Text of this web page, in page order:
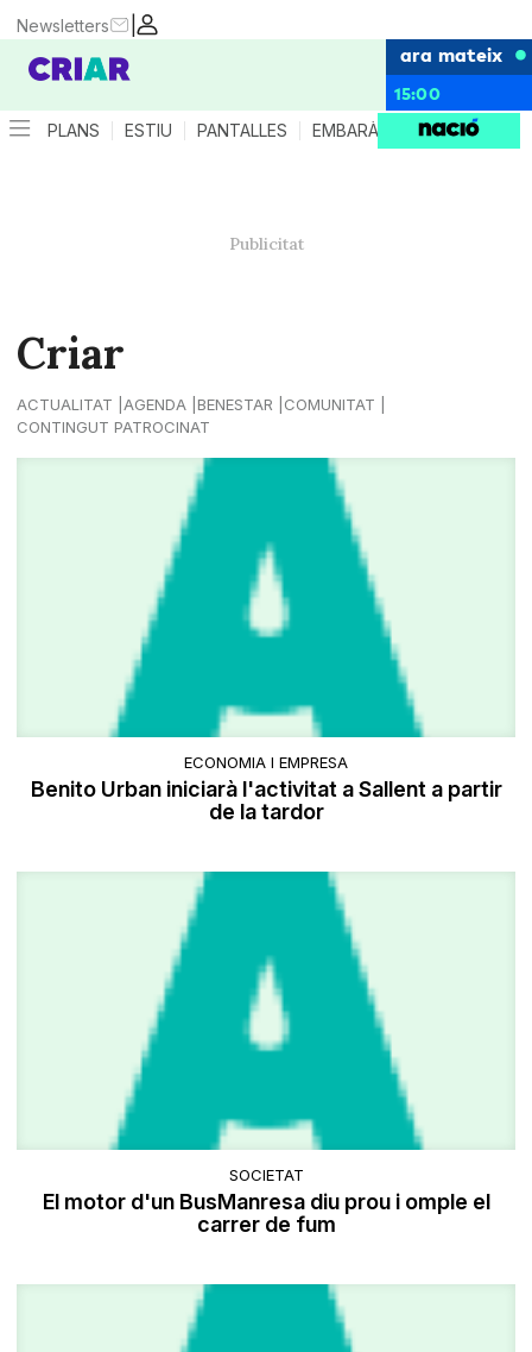
|
Newsletters
ara mateix
15:00
PLANS ESTIU PANTALLES EMBARÀS CRIANÇA
Criar
ACTUALITAT AGENDA BENESTAR
COMUNITAT
CONTINGUT PATROCINAT
ECONOMIA I EMPRESA
Benito Urban iniciarà l'activitat a Sallent a partir
de la tardor
SOCIETAT
El motor d'un BusManresa diu prou i omple el
carrer de fum